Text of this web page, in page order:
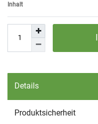
Inhalt
Details
Produktsicherheit